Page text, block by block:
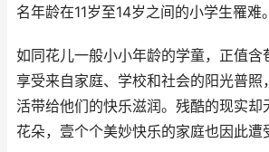
名年龄在11岁至14岁之间的小学生罹难。
如同花儿一般小小年龄的学童，正值含
享受来自家庭、学校和社会的阳光普照
活带给他们的快乐滋润。残酷的现实却
花朵，壹个个美妙快乐的家庭也因此遭